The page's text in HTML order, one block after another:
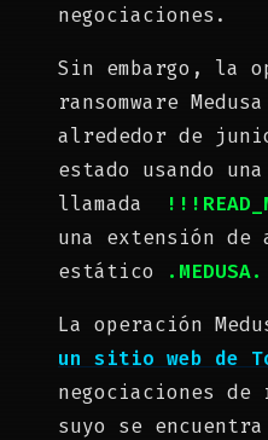
negociaciones.
Sin embargo, la
ransomware
alrededor de
estado usando
llamada
una extensión
estático
.MEDUSA.
La operación
un sitio web de
negociaciones
suyo se